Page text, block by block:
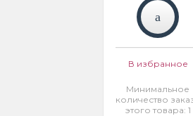
В избранное
Минимальное
количество
этого товара: 1